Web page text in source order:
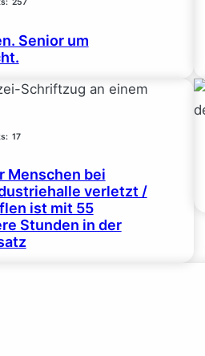
Senior um
17
Menschen bei
verletzt /
ist mit 55
Stunden in der